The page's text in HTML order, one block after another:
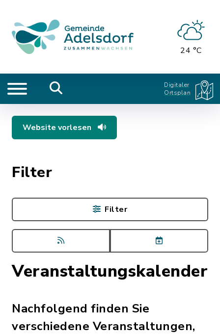
24 °C
Digitaler
Ortsplan
Website vorlesen
Veranstaltungskalender
Nachfolgend finden Sie
verschiedene Veranstaltungen,
Filter
Filter